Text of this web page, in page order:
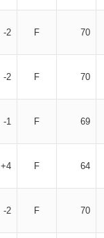
-2 F 70
-2 F 70
-1 F 69
+4 F 64
-2 F 70